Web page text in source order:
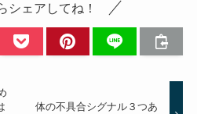
シェアしてね！
体の不具合シグナル３つあ